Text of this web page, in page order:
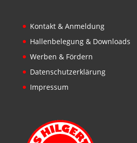
Kontakt & Anmeldung
Hallenbelegung & Downloads
Werben & Fördern
Datenschutzerklärung
Impressum